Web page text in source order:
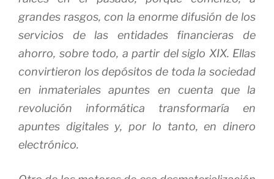
grandes rasgos, con la enorme difusión de los
servicios de las entidades financieras de
ahorro, sobre todo, a partir del siglo XIX. Ellas
convirtieron los depósitos de toda la sociedad
en inmateriales apuntes en cuenta que la
revolución informática transformaría en
apuntes digitales y, por lo tanto, en dinero
electrónico.